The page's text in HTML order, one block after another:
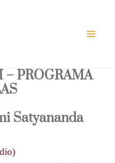
PROGRAMA
Satyananda